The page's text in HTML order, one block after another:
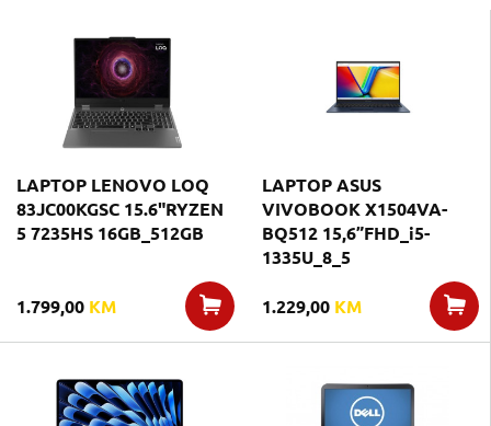
LAPTOP LENOVO LOQ
83JC00KGSC 15.6"RYZEN
5 7235HS 16GB_512GB
1.799,00 KM
LAPTOP ASUS
VIVOBOOK X1504VA-
BQ512 15,6”FHD_i5-
1335U_8_5
1.229,00 KM